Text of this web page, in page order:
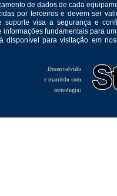
de dados de cada
por terceiros e devem ser
suporte visa a segurança e
fundamentais para
disponível para visitação em
Desenvolvido
e mantido com
tecnologia: